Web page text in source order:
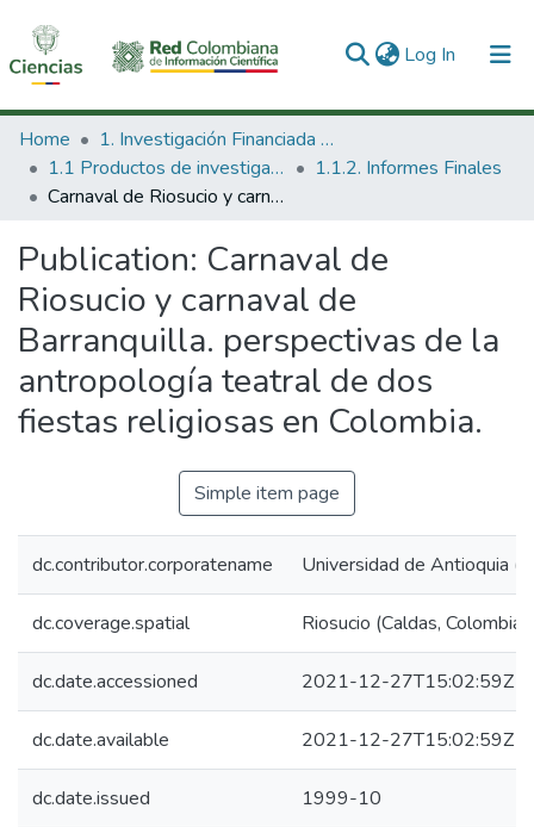
Log In (current)
Communities & Collections
All of DSpace
Home
1. Investigación Financiada con Recursos Públicos
1.1 Productos de investigación
1.1.2. Informes Finales
Carnaval de Riosucio y carnaval de Barranquilla. perspectivas de la antropología teatral de dos fiestas religiosas en Colombia.
Publication: Carnaval de
Riosucio y carnaval de
Barranquilla. perspectivas de la
antropología teatral de dos
fiestas religiosas en Colombia.
Simple item page
dc.contributor.corporatename Universidad de Antioquia
dc.coverage.spatial Riosucio (Caldas, Colombia)
dc.date.accessioned 2021-12-27T15:02:59Z
dc.date.available 2021-12-27T15:02:59Z
dc.date.issued 1999-10